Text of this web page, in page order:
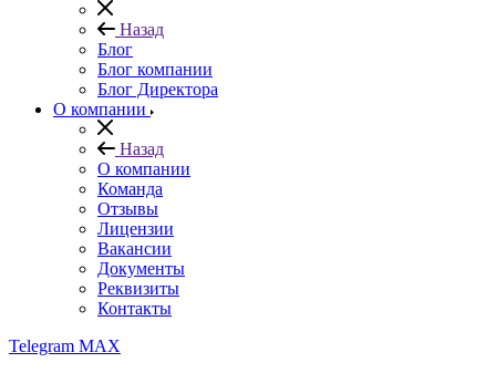
Назад
Блог
Блог компании
Блог Директора
О компании
Назад
О компании
Команда
Отзывы
Лицензии
Вакансии
Документы
Реквизиты
Контакты
Telegram MAX